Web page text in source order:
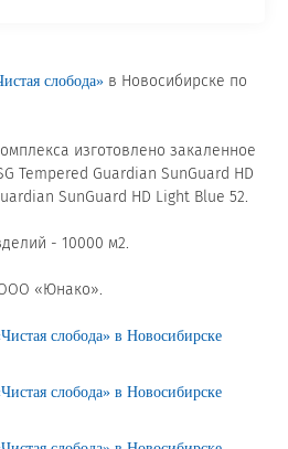
слобода» в Новосибирске по
изготовлено закаленное
Tempered Guardian SunGuard HD
SunGuard HD Light Blue 52.
- 10000 м2.
«Юнако».